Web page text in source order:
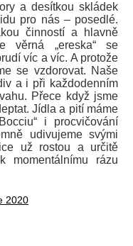
a desítkou skládek
pro nás – posedlé.
činností a hlavně
věrná „ereska“ se
víc a víc. A protože
se vzdorovat. Naše
a i při každodenním
Přece když jsme
Jídla a pití máme
i procvičování
udivujeme svými
už rostou a určitě
momentálnímu rázu
2020